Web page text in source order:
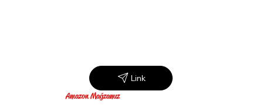
Link
Amazon Mağzamız